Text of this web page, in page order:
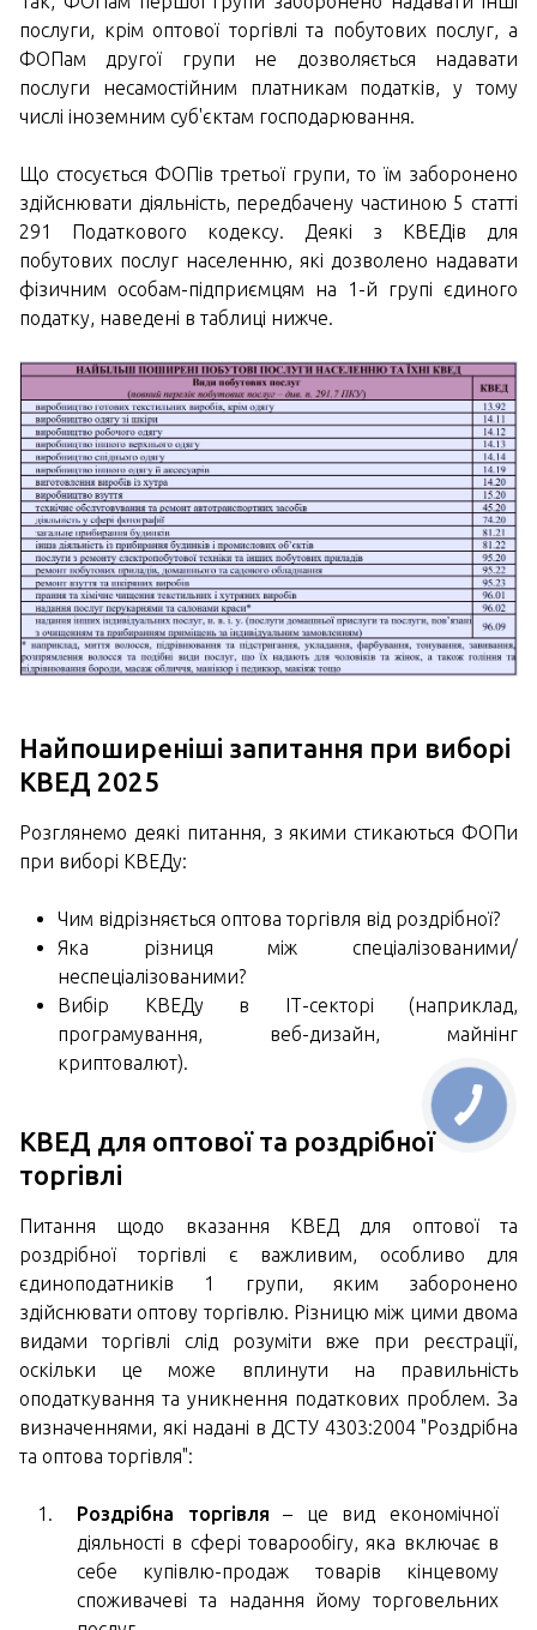
послуги, крім оптової торгівлі та побутових послуг, а
ФОПам другої групи не дозволяється надавати
послуги несамостійним платникам податків, у тому
числі іноземним суб'єктам господарювання.
Що стосується ФОПів третьої групи, то їм заборонено
здійснювати діяльність, передбачену частиною 5 статті
291 Податкового кодексу. Деякі з КВЕДів для
побутових послуг населенню, які дозволено надавати
фізичним особам-підприємцям на 1-й групі єдиного
податку, наведені в таблиці нижче.
Найпоширеніші запитання при виборі
КВЕД 2025
Розглянемо деякі питання, з якими стикаються ФОПи
при виборі КВЕДу:
Чим відрізняється оптова торгівля від роздрібної?
Яка різниця між спеціалізованими/
неспеціалізованими?
Вибір КВЕДу в ІТ-секторі (наприклад,
програмування, веб-дизайн, майнінг
криптовалют).
КВЕД для оптової та роздрібної
торгівлі
Питання щодо вказання КВЕД для оптової та
роздрібної торгівлі є важливим, особливо для
єдиноподатників 1 групи, яким заборонено
здійснювати оптову торгівлю. Різницю між цими двома
видами торгівлі слід розуміти вже при реєстрації,
оскільки це може вплинути на правильність
оподаткування та уникнення податкових проблем. За
визначеннями, які надані в ДСТУ 4303:2004 "Роздрібна
та оптова торгівля":
Роздрібна торгівля – це вид економічної
діяльності в сфері товарообігу, яка включає в
себе купівлю-продаж товарів кінцевому
споживачеві та надання йому торговельних